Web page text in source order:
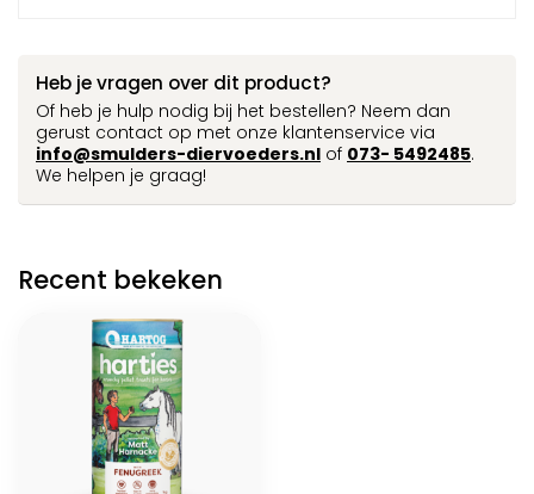
Heb je vragen over dit product?
Of heb je hulp nodig bij het bestellen? Neem dan
gerust contact op met onze klantenservice via
info@smulders-diervoeders.nl of 073- 5492485.
We helpen je graag!
Recent bekeken